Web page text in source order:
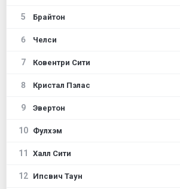
5 Брайтон
6 Челси
7 Ковентри Сити
8 Кристал Пэлас
9 Эвертон
10 Фулхэм
11 Халл Сити
12 Ипсвич Таун